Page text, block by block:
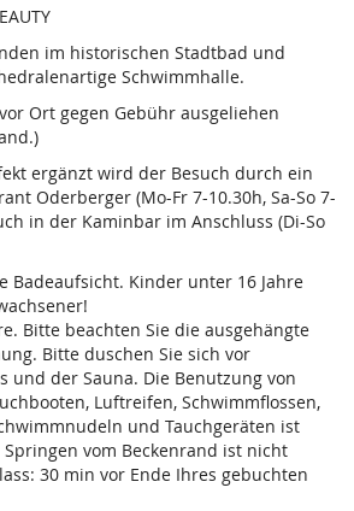
im historischen Stadtbad und
Schwimmhalle.
Ort gegen Gebühr ausgeliehen
ergänzt wird der Besuch durch ein
Oderberger (Mo-Fr 7-10.30h, Sa-So 7-
in der Kaminbar im Anschluss (Di-So
Badeaufsicht. Kinder unter 16 Jahre
Bitte beachten Sie die ausgehängte
Bitte duschen Sie sich vor
und der Sauna. Die Benutzung von
Luftreifen, Schwimmflossen,
und Tauchgeräten ist
vom Beckenrand ist nicht
30 min vor Ende Ihres gebuchten